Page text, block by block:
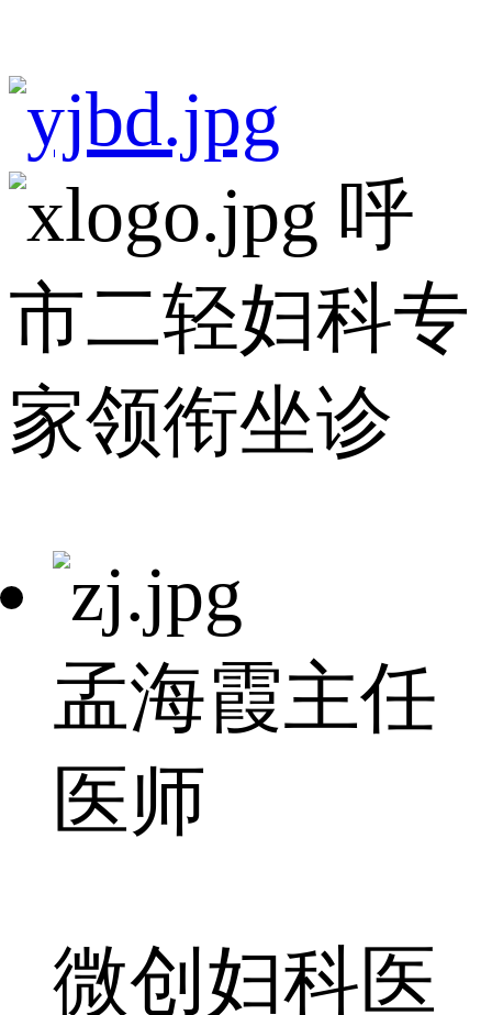
呼
市二轻妇科专
家领衔坐诊
孟海霞主任
医师
微创妇科医